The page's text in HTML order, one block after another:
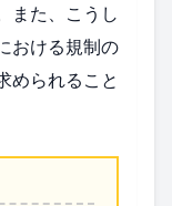
また、こうし
おける規制の
められること